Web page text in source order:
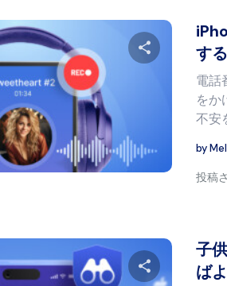
この記事
Twitter フェイス
す
電話
をか
不安
by
投稿
子
ば